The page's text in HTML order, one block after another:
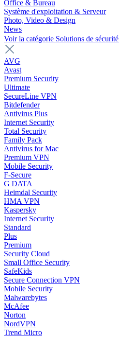
Office & Bureau
Système d'exploitation & Serveur
Photo, Video & Design
News
Voir la catégorie Solutions de sécurité
AVG
Avast
Premium Security
Ultimate
SecureLine VPN
Bitdefender
Antivirus Plus
Internet Security
Total Security
Family Pack
Antivirus for Mac
Premium VPN
Mobile Security
F-Secure
G DATA
Heimdal Security
HMA VPN
Kaspersky
Internet Security
Standard
Plus
Premium
Security Cloud
Small Office Security
SafeKids
Secure Connection VPN
Mobile Security
Malwarebytes
McAfee
Norton
NordVPN
Trend Micro